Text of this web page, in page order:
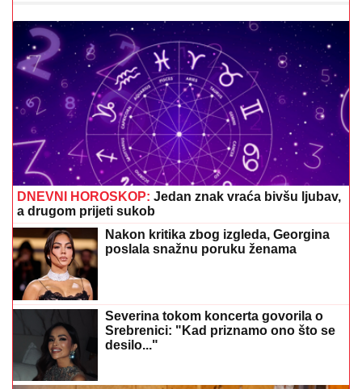
DNEVNI HOROSKOP: Jedan znak vraća bivšu ljubav,
a drugom prijeti sukob
Nakon kritika zbog izgleda, Georgina
poslala snažnu poruku ženama
Severina tokom koncerta govorila o
Srebrenici: "Kad priznamo ono što se
desilo..."